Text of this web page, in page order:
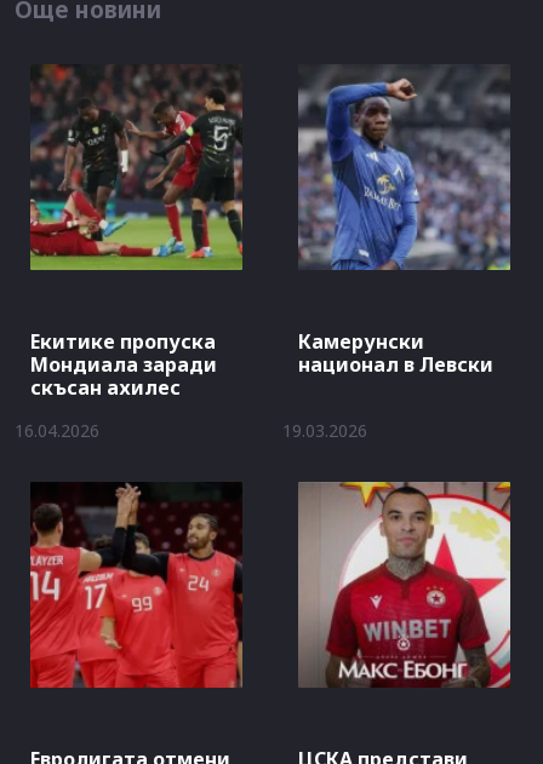
Още новини
Екитике пропуска
Мондиала заради
скъсан ахилес
16.04.2026
Камерунски
национал в Левски
19.03.2026